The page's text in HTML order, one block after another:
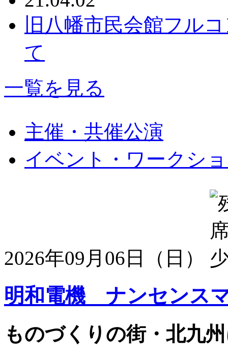
旧八幡市民会館フル
て
一覧を見る
主催・共催公演
イベント・ワークシ
2026年09月06日（日）
明和電機 ナンセンス
ものづくりの街・北九